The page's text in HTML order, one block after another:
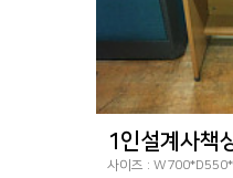
1인설계사책
사이즈 :